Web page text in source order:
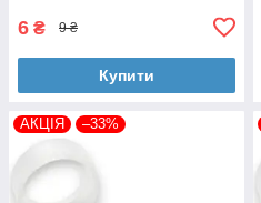
6 ₴ 9 ₴
Купити
АКЦІЯ –33%